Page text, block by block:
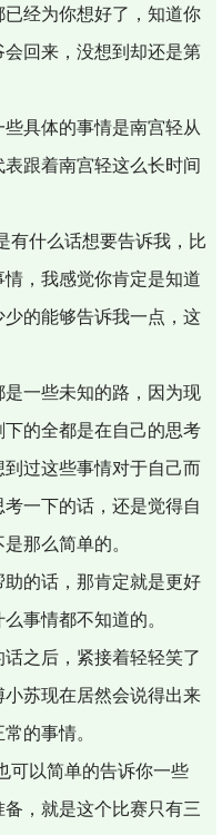
经为你想好了，知道你
回来，没想到却还是第
具体的事情是南宫轻从
跟着南宫轻这么长时间
有什么话想要告诉我，比
，我感觉你肯定是知道
的能够告诉我一点，这
一些未知的路，因为现
的全都是在自己的思考
过这些事情对于自己而
一下的话，还是觉得自
那么简单的。
的话，那肯定就是更好
事情都不知道的。
之后，紧接着轻轻笑了
苏现在居然会说得出来
的事情。
可以简单的告诉你一些
，就是这个比赛只有三